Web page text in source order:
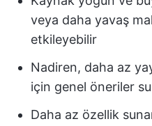
veya daha yavaş
etkileyebilir
Nadiren, daha az
için genel öneriler
Daha az özellik